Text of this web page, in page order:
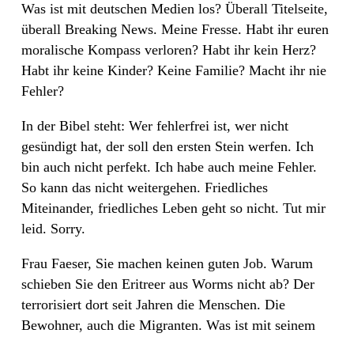
Was ist mit deutschen Medien los? Überall Titelseite,
überall Breaking News. Meine Fresse. Habt ihr euren
moralische Kompass verloren? Habt ihr kein Herz?
Habt ihr keine Kinder? Keine Familie? Macht ihr nie
Fehler?
In der Bibel steht: Wer fehlerfrei ist, wer nicht
gesündigt hat, der soll den ersten Stein werfen. Ich
bin auch nicht perfekt. Ich habe auch meine Fehler.
So kann das nicht weitergehen. Friedliches
Miteinander, friedliches Leben geht so nicht. Tut mir
leid. Sorry.
Frau Faeser, Sie machen keinen guten Job. Warum
schieben Sie den Eritreer aus Worms nicht ab? Der
terrorisiert dort seit Jahren die Menschen. Die
Bewohner, auch die Migranten. Was ist mit seinem